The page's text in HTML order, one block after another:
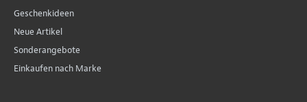
Geschenkideen
Neue Artikel
Sonderangebote
Einkaufen nach Marke